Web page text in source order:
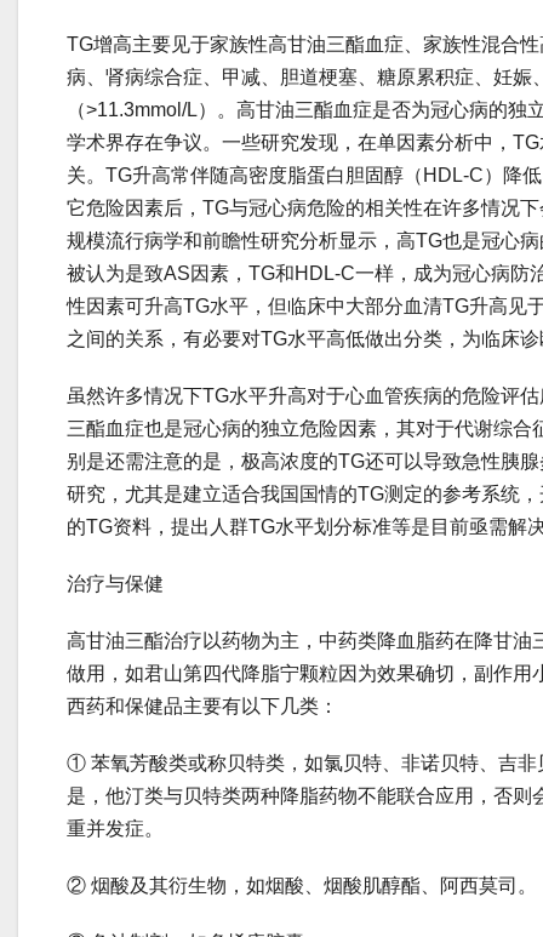
TG增高主要见于家族性高甘油三酯血症、家族性混合
病、肾病综合症、甲减、胆道梗塞、糖原累积症、妊娠
（>11.3mmol/L）。高甘油三酯血症是否为冠心病的独
学术界存在争议。一些研究发现，在单因素分析中，
关。TG升高常伴随高密度脂蛋白胆固醇（HDL-C）降
它危险因素后，TG与冠心病危险的相关性在许多情况
规模流行病学和前瞻性研究分析显示，高TG也是冠心
被认为是致AS因素，TG和HDL-C一样，成为冠心病防
性因素可升高TG水平，但临床中大部分血清TG升高见
之间的关系，有必要对TG水平高低做出分类，为临床
虽然许多情况下TG水平升高对于心血管疾病的危险评
三酯血症也是冠心病的独立危险因素，其对于代谢综合
别是还需注意的是，极高浓度的TG还可以导致急性胰
研究，尤其是建立适合我国国情的TG测定的参考系统
的TG资料，提出人群TG水平划分标准等是目前亟需解
治疗与保健
高甘油三酯治疗以药物为主，中药类降血脂药在降甘油
做用，如君山第四代降脂宁颗粒因为效果确切，副作用
西药和保健品主要有以下几类：
① 苯氧芳酸类或称贝特类，如氯贝特、非诺贝特、吉
是，他汀类与贝特类两种降脂药物不能联合应用，否则
重并发症。
② 烟酸及其衍生物，如烟酸、烟酸肌醇酯、阿西莫司。